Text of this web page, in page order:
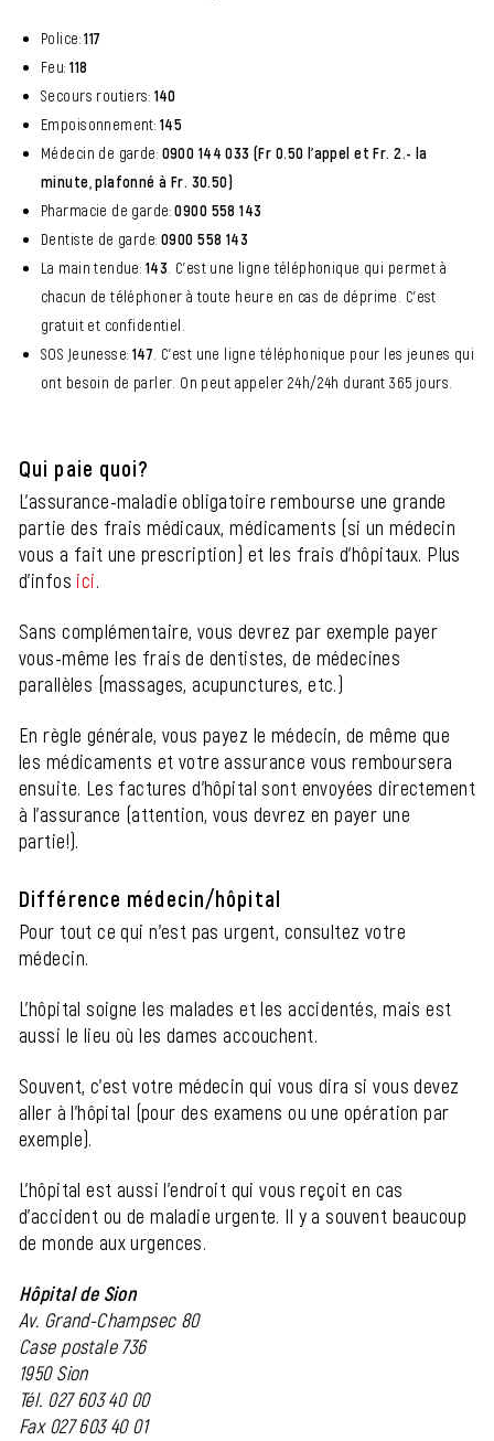
Police:117
Feu:118
Secours routiers: 140
Empoisonnement: 145
Médecin de garde: 0900 144 033 (Fr 0.50 l'appel et Fr. 2.- la
minute, plafonné à Fr. 30.50)
Pharmacie de garde:0900 558 143
Dentiste de garde: 0900 558 143
La main tendue: 143 . C'est une ligne téléphonique qui permet à
chacun de téléphoner à toute heure en cas de déprime. C'est
gratuit et confidentiel.
SOS Jeunesse: 147 . C'est une ligne téléphonique pour les jeunes qui
ont besoin de parler. On peut appeler 24h/24h durant 365 jours.
Qui paie quoi?
L'assurance-maladie obligatoire rembourse une grande
partie des frais médicaux, médicaments (si un médecin
vous a fait une prescription) et les frais d'hôpitaux. Plus
d'infos ici.
Sans complémentaire, vous devrez par exemple payer
vous-même les frais de dentistes, de médecines
parallèles (massages, acupunctures, etc.)
En règle générale, vous payez le médecin, de même que
les médicaments et votre assurance vous remboursera
ensuite. Les factures d'hôpital sont envoyées directement
à l'assurance (attention, vous devrez en payer une
partie!).
Différence médecin/hôpital
Pour tout ce qui n'est pas urgent, consultez votre
médecin.
L'hôpital soigne les malades et les accidentés, mais est
aussi le lieu où les dames accouchent.
Souvent, c'est votre médecin qui vous dira si vous devez
aller à l'hôpital (pour des examens ou une opération par
exemple).
L'hôpital est aussi l'endroit qui vous reçoit en cas
d'accident ou de maladie urgente. Il y a souvent beaucoup
de monde aux urgences.
Hôpital de Sion
Av. Grand-Champsec 80
Case postale 736
1950 Sion
Tél. 027 603 40 00
Fax 027 603 40 01